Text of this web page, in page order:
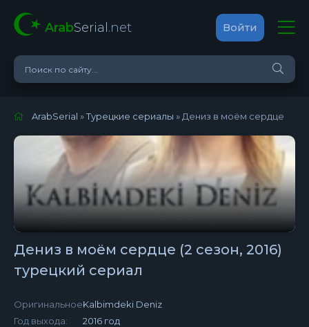
ArabSerial .net Войти
ArabSerial »Турецкие сериалы » Дениз в моём сердце
Дениз в моём сердце (2 сезон, 2016)
турецкий сериал
Оригинальное:Kalbimdeki Deniz
Год выхода:
2016 год